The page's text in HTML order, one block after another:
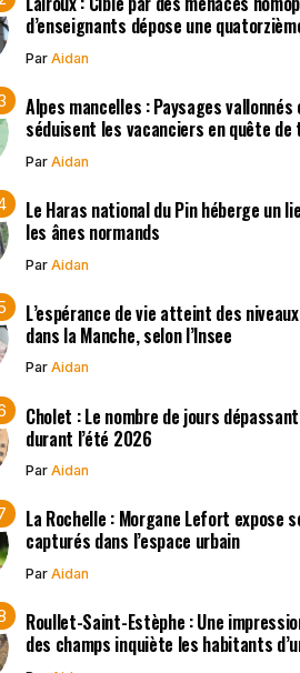
d’enseignants dépose une
Par Aidan
Alpes mancelles : Paysages
séduisent les vacanciers en quête
Par Aidan
Le Haras national du Pin héberge un
les ânes normands
Par Aidan
L’espérance de vie atteint des
dans la Manche, selon l’Insee
Par Aidan
Cholet : Le nombre de jours
durant l’été 2026
Par Aidan
La Rochelle : Morgane Lefort
capturés dans l’espace urbain
Par Aidan
Roullet-Saint-Estèphe : Une
des champs inquiète les habitants